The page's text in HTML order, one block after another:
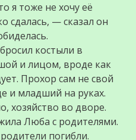
я тоже не хочу её
сдалась, — сказал он
костыли в
и лицом, вроде как
Прохор сам не свой
и младший на руках.
хозяйство во дворе.
Люба с родителями.
погибли.